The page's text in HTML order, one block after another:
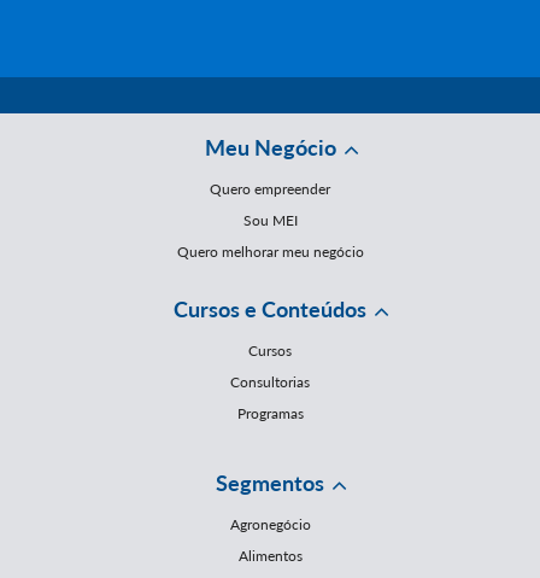
Meu Negócio
Quero empreender
Sou MEI
Quero melhorar meu negócio
Cursos e Conteúdos
Cursos
Consultorias
Programas
Segmentos
Agronegócio
Alimentos